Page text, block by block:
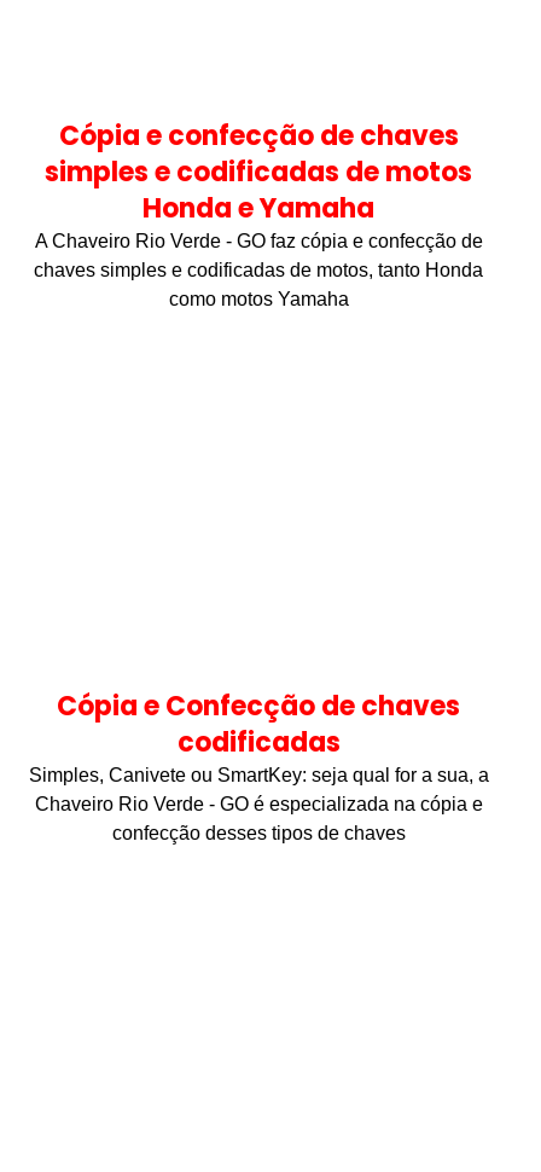
Cópia e confecção de chaves
simples e codificadas de motos
Honda e Yamaha
A Chaveiro Rio Verde - GO faz cópia e confecção de
chaves simples e codificadas de motos, tanto Honda
como motos Yamaha
Cópia e Confecção de chaves
codificadas
Simples, Canivete ou SmartKey: seja qual for a sua, a
Chaveiro Rio Verde - GO é especializada na cópia e
confecção desses tipos de chaves